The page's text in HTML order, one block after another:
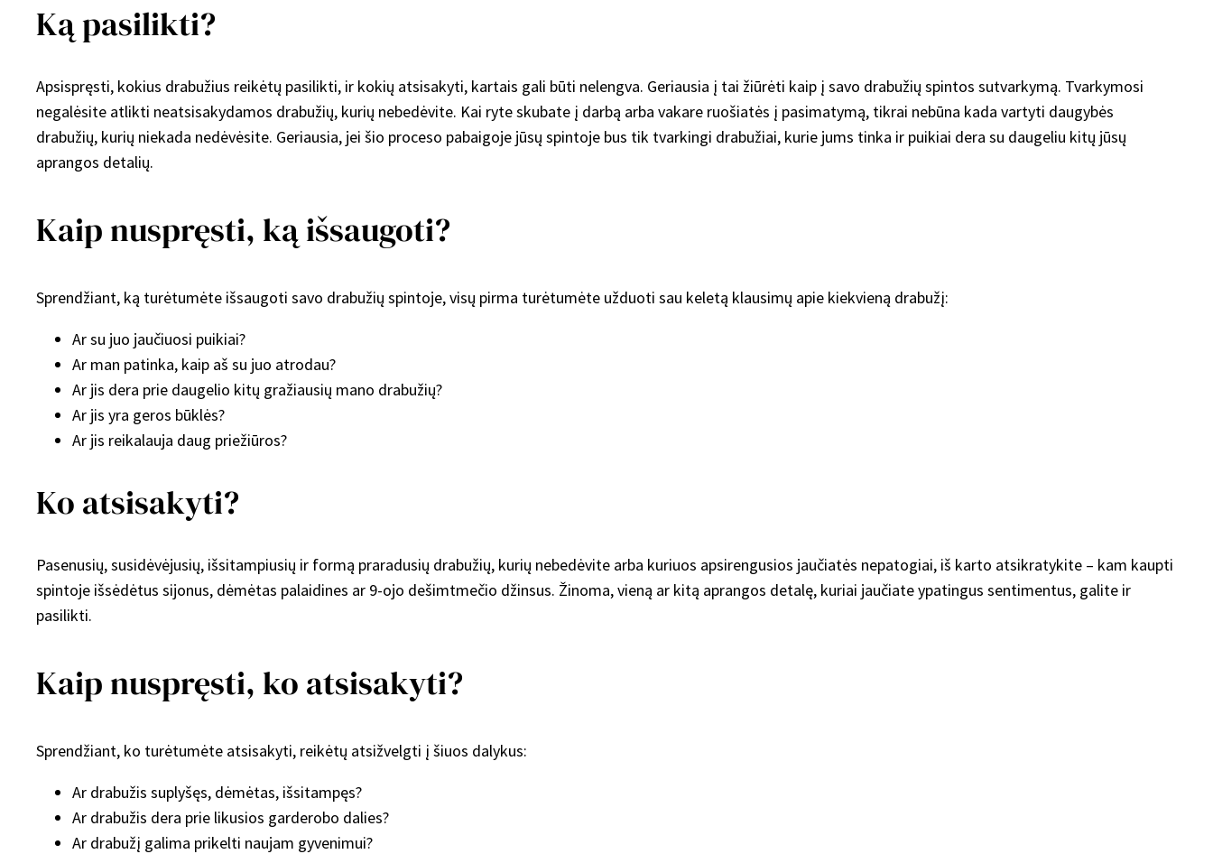
Ką pasilikti?
Apsispręsti, kokius drabužius reikėtų pasilikti, ir kokių atsisakyti, kartais gali būti nelengva. Geriausia į tai žiūrėti kaip į savo drabužių spintos sutvarkymą. Tvarkymosi
negalėsite atlikti neatsisakydamos drabužių, kurių nebedėvite. Kai ryte skubate į darbą arba vakare ruošiatės į pasimatymą, tikrai nebūna kada vartyti daugybės
drabužių, kurių niekada nedėvėsite. Geriausia, jei šio proceso pabaigoje jūsų spintoje bus tik tvarkingi drabužiai, kurie jums tinka ir puikiai dera su daugeliu kitų jūsų
aprangos detalių.
Kaip nuspręsti, ką išsaugoti?
Sprendžiant, ką turėtumėte išsaugoti savo drabužių spintoje, visų pirma turėtumėte užduoti sau keletą klausimų apie kiekvieną drabužį:
Ar su juo jaučiuosi puikiai?
Ar man patinka, kaip aš su juo atrodau?
Ar jis dera prie daugelio kitų gražiausių mano drabužių?
Ar jis yra geros būklės?
Ar jis reikalauja daug priežiūros?
Ko atsisakyti?
Pasenusių, susidėvėjusių, išsitampiusių ir formą praradusių drabužių, kurių nebedėvite arba kuriuos apsirengusios jaučiatės nepatogiai, iš karto atsikratykite – kam kaupti
spintoje išsėdėtus sijonus, dėmėtas palaidines ar 9-ojo dešimtmečio džinsus. Žinoma, vieną ar kitą aprangos detalę, kuriai jaučiate ypatingus sentimentus, galite ir
pasilikti.
Kaip nuspręsti, ko atsisakyti?
Sprendžiant, ko turėtumėte atsisakyti, reikėtų atsižvelgti į šiuos dalykus:
Ar drabužis suplyšęs, dėmėtas, išsitampęs?
Ar drabužis dera prie likusios garderobo dalies?
Ar drabužį galima prikelti naujam gyvenimui?